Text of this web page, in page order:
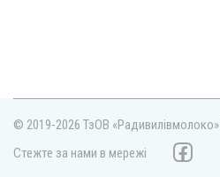
© 2019-2026 ТзОВ «Радивилівмолоко»
Стежте за нами в мережі